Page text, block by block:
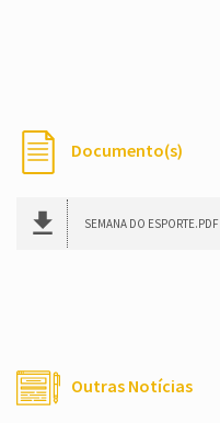
Documento(s)
SEMANA DO ESPORTE.PDF
Outras Notícias